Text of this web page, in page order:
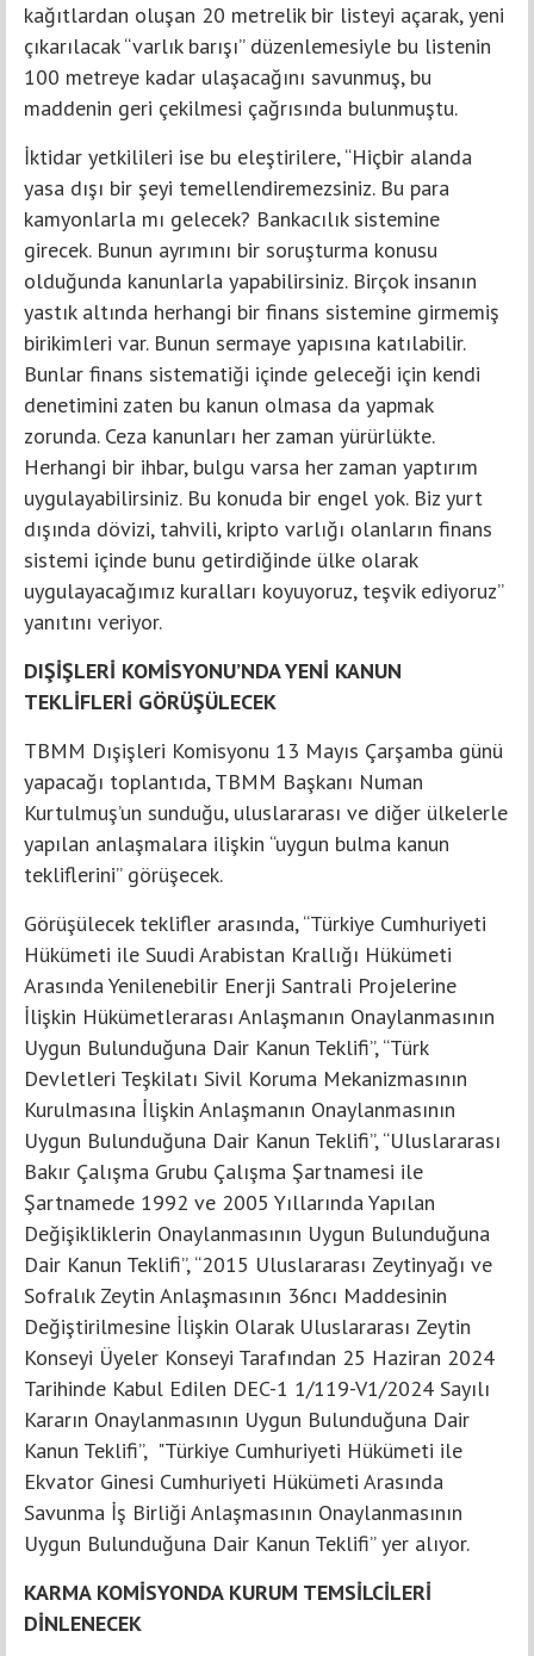
kağıtlardan oluşan 20 metrelik bir listeyi açarak, yeni
çıkarılacak “varlık barışı” düzenlemesiyle bu listenin
100 metreye kadar ulaşacağını savunmuş, bu
maddenin geri çekilmesi çağrısında bulunmuştu.
İktidar yetkilileri ise bu eleştirilere, “Hiçbir alanda
yasa dışı bir şeyi temellendiremezsiniz. Bu para
kamyonlarla mı gelecek? Bankacılık sistemine
girecek. Bunun ayrımını bir soruşturma konusu
olduğunda kanunlarla yapabilirsiniz. Birçok insanın
yastık altında herhangi bir finans sistemine girmemiş
birikimleri var. Bunun sermaye yapısına katılabilir.
Bunlar finans sistematiği içinde geleceği için kendi
denetimini zaten bu kanun olmasa da yapmak
zorunda. Ceza kanunları her zaman yürürlükte.
Herhangi bir ihbar, bulgu varsa her zaman yaptırım
uygulayabilirsiniz. Bu konuda bir engel yok. Biz yurt
dışında dövizi, tahvili, kripto varlığı olanların finans
sistemi içinde bunu getirdiğinde ülke olarak
uygulayacağımız kuralları koyuyoruz, teşvik ediyoruz”
yanıtını veriyor.
DIŞİŞLERİ KOMİSYONU’NDA YENİ KANUN
TEKLİFLERİ GÖRÜŞÜLECEK
TBMM Dışişleri Komisyonu 13 Mayıs Çarşamba günü
yapacağı toplantıda, TBMM Başkanı Numan
Kurtulmuş’un sunduğu, uluslararası ve diğer ülkelerle
yapılan anlaşmalara ilişkin “uygun bulma kanun
tekliflerini” görüşecek.
Görüşülecek teklifler arasında, “Türkiye Cumhuriyeti
Hükümeti ile Suudi Arabistan Krallığı Hükümeti
Arasında Yenilenebilir Enerji Santrali Projelerine
İlişkin Hükümetlerarası Anlaşmanın Onaylanmasının
Uygun Bulunduğuna Dair Kanun Teklifi”, “Türk
Devletleri Teşkilatı Sivil Koruma Mekanizmasının
Kurulmasına İlişkin Anlaşmanın Onaylanmasının
Uygun Bulunduğuna Dair Kanun Teklifi”, “Uluslararası
Bakır Çalışma Grubu Çalışma Şartnamesi ile
Şartnamede 1992 ve 2005 Yıllarında Yapılan
Değişikliklerin Onaylanmasının Uygun Bulunduğuna
Dair Kanun Teklifi”, “2015 Uluslararası Zeytinyağı ve
Sofralık Zeytin Anlaşmasının 36ncı Maddesinin
Değiştirilmesine İlişkin Olarak Uluslararası Zeytin
Konseyi Üyeler Konseyi Tarafından 25 Haziran 2024
Tarihinde Kabul Edilen DEC-1 1/119-V1/2024 Sayılı
Kararın Onaylanmasının Uygun Bulunduğuna Dair
Kanun Teklifi”, "Türkiye Cumhuriyeti Hükümeti ile
Ekvator Ginesi Cumhuriyeti Hükümeti Arasında
Savunma İş Birliği Anlaşmasının Onaylanmasının
Uygun Bulunduğuna Dair Kanun Teklifi” yer alıyor.
KARMA KOMİSYONDA KURUM TEMSİLCİLERİ
DİNLENECEK